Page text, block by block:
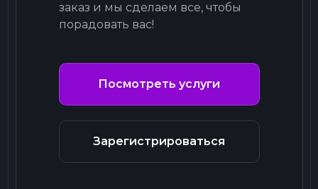
заказ и мы сделаем все, чтобы
порадовать вас!
Посмотреть услуги
Зарегистрироваться